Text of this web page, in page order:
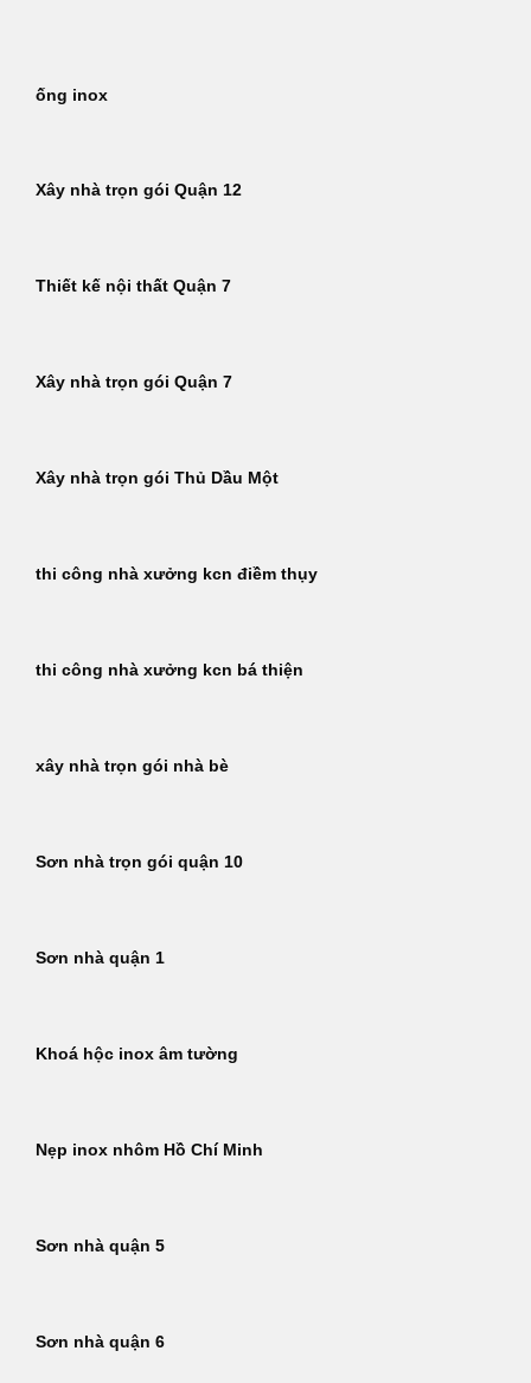
dungống inox
Xây nhà trọn gói Quận 12
Thiết kế nội thất Quận 7
Xây nhà trọn gói Quận 7
Xây nhà trọn gói Thủ Dầu Một
thi công nhà xưởng kcn điềm thụy
thi công nhà xưởng kcn bá thiện
xây nhà trọn gói nhà bè
Sơn nhà trọn gói quận 10
Sơn nhà quận 1
Khoá hộc inox âm tường
Nẹp inox nhôm Hồ Chí Minh
Sơn nhà quận 5
Sơn nhà quận 6